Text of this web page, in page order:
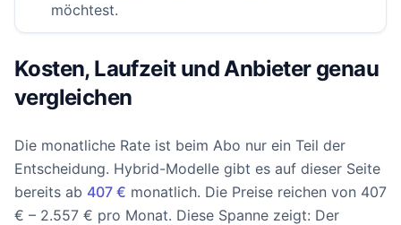
möchtest.
Kosten, Laufzeit und Anbieter genau
vergleichen
Die monatliche Rate ist beim Abo nur ein Teil der
Entscheidung. Hybrid-Modelle gibt es auf dieser Seite
bereits ab 407 € monatlich. Die Preise reichen von 407
€ – 2.557 € pro Monat. Diese Spanne zeigt: Der